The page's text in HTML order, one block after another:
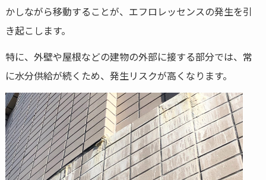
かしながら移動することが、エフロレッセンスの発生を引
き起こします。
特に、外壁や屋根などの建物の外部に接する部分では、常
に水分供給が続くため、発生リスクが高くなります。